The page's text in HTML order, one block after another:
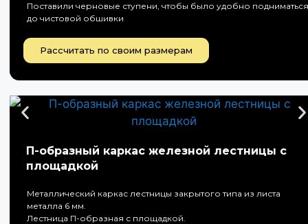
Поставили черновые ступени, чтобы было удобно подниматься
до чистовой обшивки
Рассчитать по своим размерам
П-образный каркас железной лестницы с
площадкой
Металлический каркас лестницы закрытого типа из листа
металла 6 мм.
Лестница П-образная с площадкой.